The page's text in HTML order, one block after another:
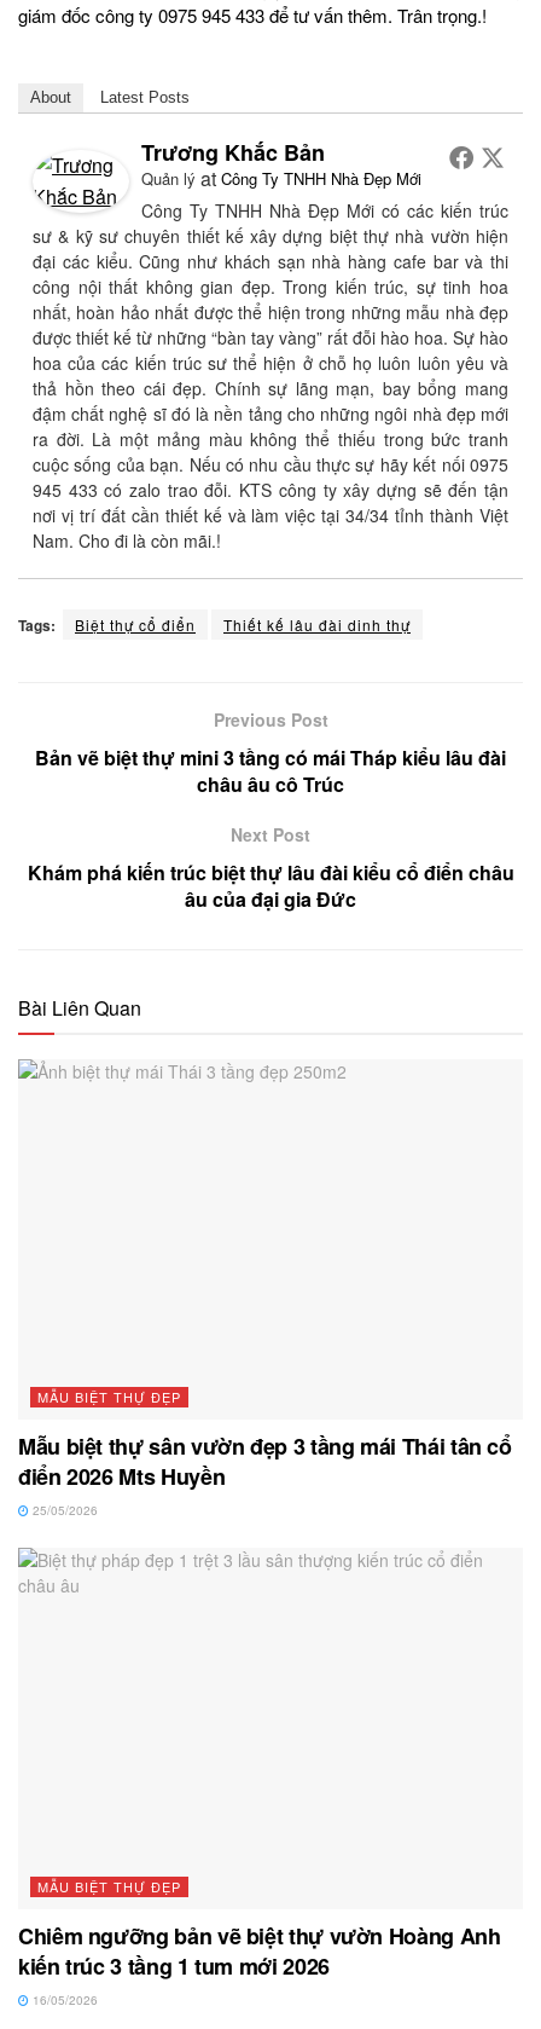
giám đốc công ty 0975 945 433 để tư vấn thêm. Trân trọng.!
About Latest Posts
Trương Khắc Bản
Quản lý at Công Ty TNHH Nhà Đẹp Mới
Công Ty TNHH Nhà Đẹp Mới có các kiến trúc
sư & kỹ sư chuyên thiết kế xây dựng biệt thự nhà vườn hiện
đại các kiểu. Cũng như khách sạn nhà hàng cafe bar và thi
công nội thất không gian đẹp. Trong kiến trúc, sự tinh hoa
nhất, hoàn hảo nhất được thể hiện trong những mẫu nhà đẹp
được thiết kế từ những “bàn tay vàng” rất đỗi hào hoa. Sự hào
hoa của các kiến trúc sư thể hiện ở chỗ họ luôn luôn yêu và
thả hồn theo cái đẹp. Chính sự lãng mạn, bay bổng mang
đậm chất nghệ sĩ đó là nền tảng cho những ngôi nhà đẹp mới
ra đời. Là một mảng màu không thể thiếu trong bức tranh
cuộc sống của bạn. Nếu có nhu cầu thực sự hãy kết nối 0975
945 433 có zalo trao đỗi. KTS công ty xây dựng sẽ đến tận
nơi vị trí đất cần thiết kế và làm việc tại 34/34 tỉnh thành Việt
Nam. Cho đi là còn mãi.!
Tags: Biệt thự cổ điển Thiết kế lâu đài dinh thự
Previous Post
Bản vẽ biệt thự mini 3 tầng có mái Tháp kiểu lâu đài
châu âu cô Trúc
Next Post
Khám phá kiến trúc biệt thự lâu đài kiểu cổ điển châu
âu của đại gia Đức
Bài Liên Quan
MẪU BIỆT THỰ ĐẸP
Mẫu biệt thự sân vườn đẹp 3 tầng mái Thái tân cổ
điển 2026 Mts Huyền
25/05/2026
MẪU BIỆT THỰ ĐẸP
Chiêm ngưỡng bản vẽ biệt thự vườn Hoàng Anh
kiến trúc 3 tầng 1 tum mới 2026
16/05/2026